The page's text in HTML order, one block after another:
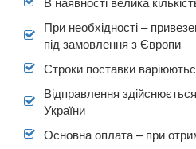
При необхідності –
під замовлення з Європи
Строки поставки
Відправлення здійснюється
України
Основна оплата – при